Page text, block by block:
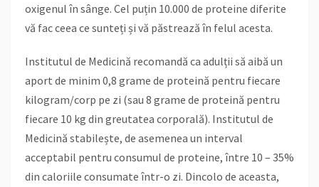
oxigenul în sânge. Cel puțin 10.000 de proteine diferite
vă fac ceea ce sunteți și vă păstrează în felul acesta.
Institutul de Medicină recomandă ca adulții să aibă un
aport de minim 0,8 grame de proteină pentru fiecare
kilogram/corp pe zi (sau 8 grame de proteină pentru
fiecare 10 kg din greutatea corporală). Institutul de
Medicină stabilește, de asemenea un interval
acceptabil pentru consumul de proteine, între 10 – 35%
din caloriile consumate într-o zi. Dincolo de aceasta,